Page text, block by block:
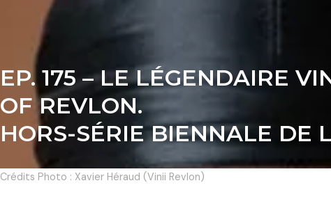
EP. 175 – LE LÉGENDAIRE
OF REVLON.
HORS-SÉRIE BIENNALE DE
Crédits Photo : Xavier Héraud (Vinii Revlon)